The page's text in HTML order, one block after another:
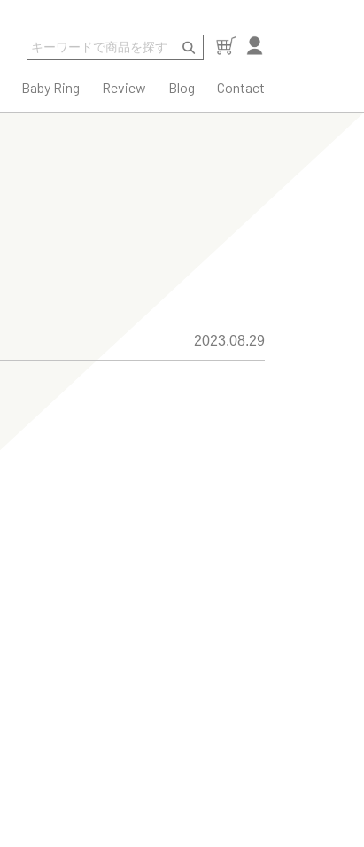
Baby Ring Review Blog Contact
2023.08.29